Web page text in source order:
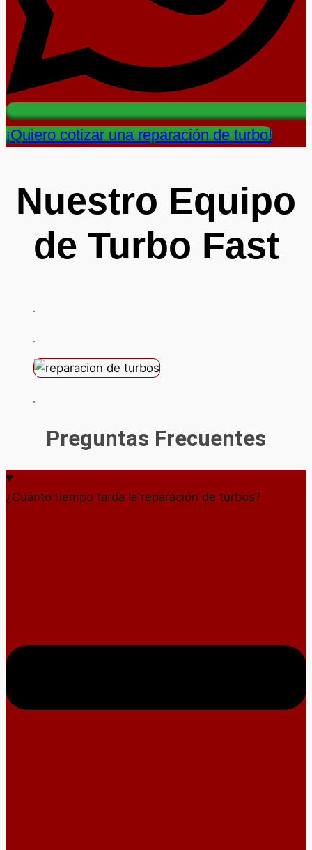
¡Quiero cotizar una reparación de turbo!
Nuestro Equipo
de Turbo Fast
Preguntas Frecuentes
¿Cuánto tiempo tarda la reparación de turbos?